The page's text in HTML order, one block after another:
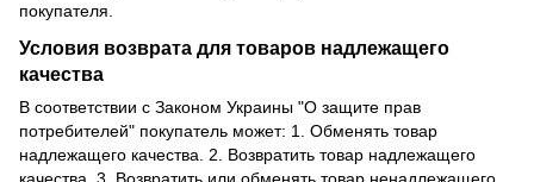
покупателя.
Условия возврата для товаров надлежащего
качества
В соответствии с Законом Украины "О защите прав
потребителей" покупатель может: 1. Обменять товар
надлежащего качества. 2. Возвратить товар надлежащего